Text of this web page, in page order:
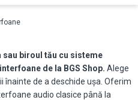
biroul tău cu sisteme
de la BGS Shop. Alege
înainte de a deschide ușa. Oferim
audio clasice până la